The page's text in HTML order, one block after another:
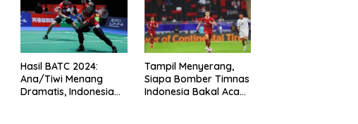
Hasil BATC 2024:
Ana/Tiwi Menang
Dramatis, Indonesia
Tampil Menyerang,
Siapa Bomber Timnas
Indonesia Bakal Acak-